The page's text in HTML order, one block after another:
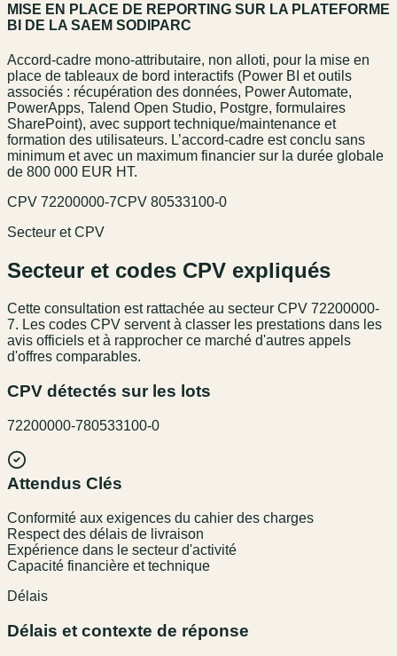
MISE EN PLACE DE REPORTING SUR LA PLATEFORME
BI DE LA SAEM SODIPARC
Accord-cadre mono-attributaire, non alloti, pour la mise en
place de tableaux de bord interactifs (Power BI et outils
associés : récupération des données, Power Automate,
PowerApps, Talend Open Studio, Postgre, formulaires
SharePoint), avec support technique/maintenance et
formation des utilisateurs. L’accord-cadre est conclu sans
minimum et avec un maximum financier sur la durée globale
de 800 000 EUR HT.
CPV 72200000-7CPV 80533100-0
Secteur et CPV
Secteur et codes CPV expliqués
Cette consultation est rattachée au secteur CPV 72200000-
7. Les codes CPV servent à classer les prestations dans les
avis officiels et à rapprocher ce marché d'autres appels
d'offres comparables.
CPV détectés sur les lots
72200000-780533100-0
Attendus Clés
Conformité aux exigences du cahier des charges
Respect des délais de livraison
Expérience dans le secteur d'activité
Capacité financière et technique
Délais
Délais et contexte de réponse